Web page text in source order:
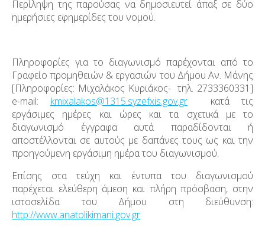
Περίληψη της παρούσας να δημοσιευτεί άπαξ σε δύο
ημερήσιες εφημερίδες του νομού.
Πληροφορίες για το διαγωνισμό παρέχονται από το
Γραφείο προμηθειών & εργασιών του Δήμου Αν. Μάνης
[Πληροφορίες: Μιχαλάκος Κυριάκος- τηλ. 2733360331]
e-mail: kmixalakos@1315.syzefxis.gov.grκατά τις
εργάσιμες ημέρες και ώρες και τα σχετικά με το
διαγωνισμό έγγραφα αυτά παραδίδονται ή
αποστέλλονται σε αυτούς με δαπάνες τους ως και την
προηγούμενη εργάσιμη ημέρα του διαγωνισμού.
Επίσης στα τεύχη και έντυπα του διαγωνισμού
παρέχεται ελεύθερη άμεση και πλήρη πρόσβαση, στην
ιστοσελίδα του Δήμου στη διεύθυνση:
http://www.anatolikimani.gov.gr